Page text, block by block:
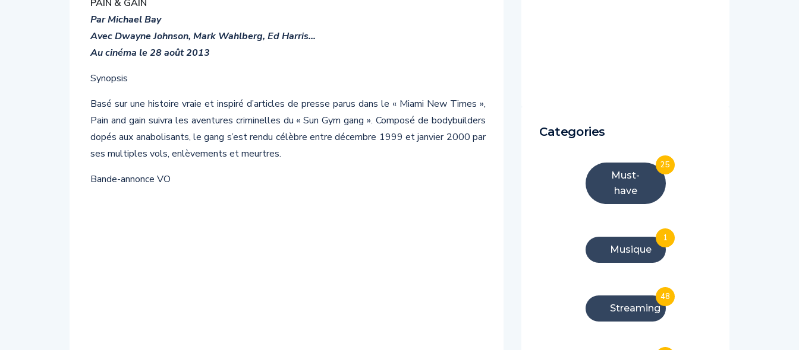
PAIN & GAIN
Par Michael Bay
Avec Dwayne Johnson, Mark Wahlberg, Ed Harris…
Au cinéma le 28 août 2013
Synopsis
Basé sur une histoire vraie et inspiré d’articles de presse parus dans le « Miami New Times »,
Pain and gain suivra les aventures criminelles du « Sun Gym gang ». Composé de bodybuilders
dopés aux anabolisants, le gang s’est rendu célèbre entre décembre 1999 et janvier 2000 par
ses multiples vols, enlèvements et meurtres.
Bande-annonce VO
Categories
Must-
have
25
Musique
1
Streaming
48